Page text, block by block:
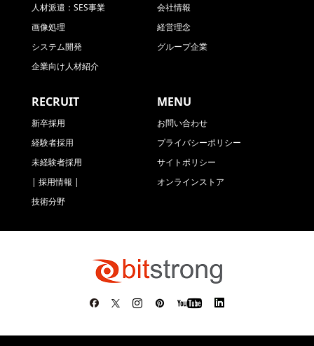
人材派遣：SES事業
画像処理
システム開発
企業向け人材紹介
会社情報
経営理念
グループ企業
RECRUIT
新卒採用
経験者採用
未経験者採用
| 採用情報 |
技術分野
MENU
お問い合わせ
プライバシーポリシー
サイトポリシー
オンラインストア